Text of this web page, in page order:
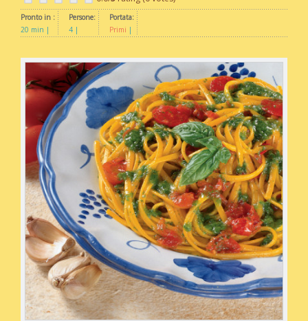
Pronto in :
20 min
Persone:
4
Portata:
Primi